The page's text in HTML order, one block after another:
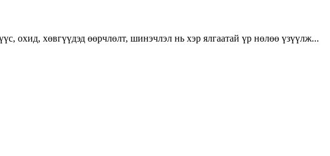
охид, хөвгүүдэд өөрчлөлт, шинэчлэл нь хэр ялгаатай үр нөлөө үзүүлж...